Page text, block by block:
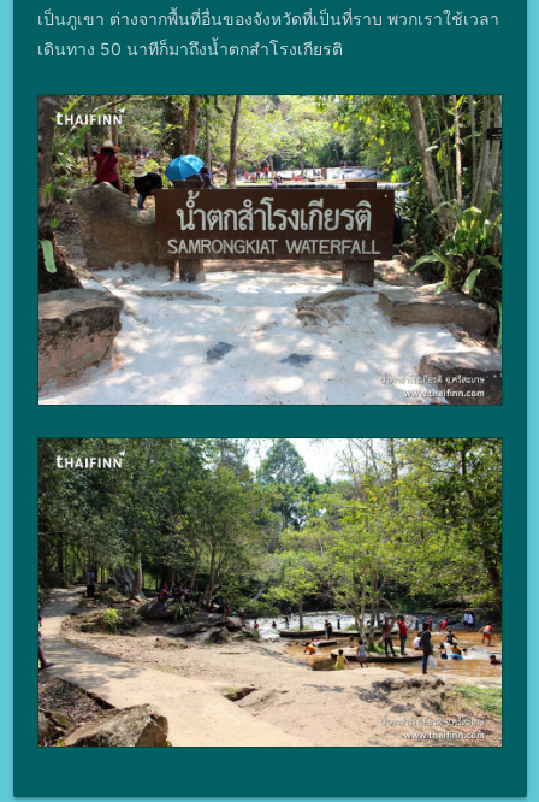
เป็นภูเขา ต่างจากพื้นที่อื่นของจังหวัดที่เป็นที่ราบ พวกเราใช้เวลา
เดินทาง 50 นาทีก็มาถึงน้ำตกสําโรงเกียรติ